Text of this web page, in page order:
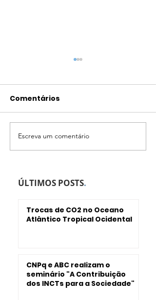
inctAmbTropic II –
Honorary Lecturer
Comentários
Escreva um comentário
ÚLTIMOS POSTS.
Trocas de CO2 no Oceano
Atlântico Tropical Ocidental
CNPq e ABC realizam o
seminário "A Contribuição
dos INCTs para a Sociedade"